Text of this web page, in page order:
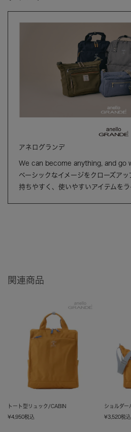
アネログランデ
We can become anything, and go
ベーシックなイメージをクローズア
持ちやすく、使いやすいアイテムをラ
関連商品
トート型リュック/CABIN
¥4,950税込
ショルダー
¥3,520税込